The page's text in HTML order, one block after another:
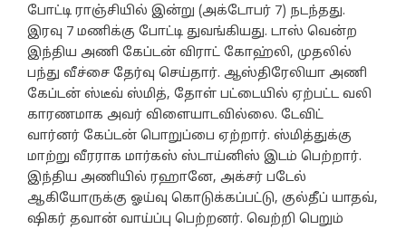
போட்டி ராஞ்சியில் இன்று (அக்டோபர் 7) நடந்தது.
இரவு 7 மணிக்கு போட்டி துவங்கியது. டாஸ் வென்ற
இந்திய அணி கேப்டன் விராட் கோஹ்லி, முதலில்
பந்து வீச்சை தேர்வு செய்தார். ஆஸ்திரேலியா அணி
கேப்டன் ஸ்டீவ் ஸ்மித், தோள் பட்டையில் ஏற்பட்ட வலி
காரணமாக அவர் விளையாடவில்லை. டேவிட்
வார்னர் கேப்டன் பொறுப்பை ஏற்றார். ஸ்மித்துக்கு
மாற்று வீரராக மார்கஸ் ஸ்டாய்னிஸ் இடம் பெற்றார்.
இந்திய அணியில் ரஹானே, அக்சர் படேல்
ஆகியோருக்கு ஓய்வு கொடுக்கப்பட்டு, குல்தீப் யாதவ்,
ஷிகர் தவான் வாய்ப்பு பெற்றனர். வெற்றி பெறும்